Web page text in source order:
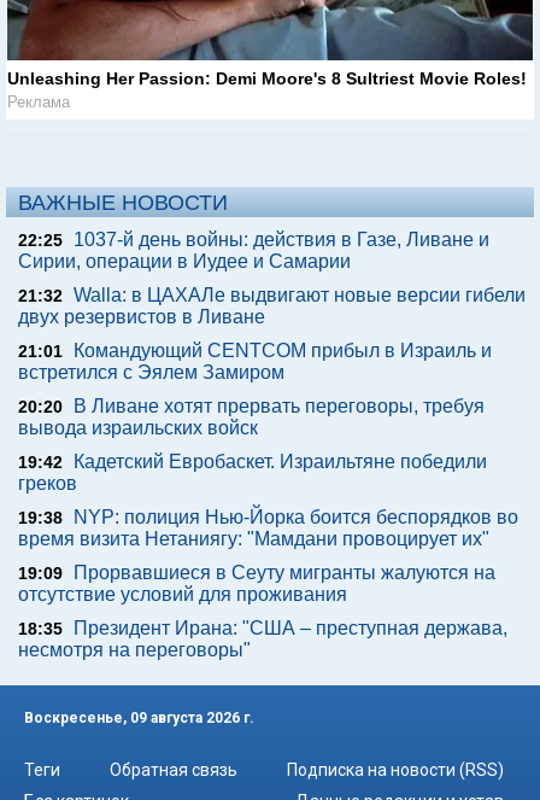
Unleashing Her Passion: Demi Moore's 8 Sultriest Movie Roles!
Реклама
ВАЖНЫЕ НОВОСТИ
22:25
1037-й день войны: действия в Газе, Ливане и
Сирии, операции в Иудее и Самарии
21:32 Walla: в ЦАХАЛе выдвигают новые версии гибели
двух резервистов в Ливане
21:01
Командующий CENTCOM прибыл в Израиль и
встретился с Эялем Замиром
20:20
В Ливане хотят прервать переговоры, требуя
вывода израильских войск
19:42
Кадетский Евробаскет. Израильтяне победили
греков
19:38
NYP: полиция Нью-Йорка боится беспорядков во
время визита Нетаниягу: "Мамдани провоцирует их"
19:09
Прорвавшиеся в Сеуту мигранты жалуются на
отсутствие условий для проживания
18:35
Президент Ирана: "США – преступная держава,
несмотря на переговоры"
Воскресенье, 09 августа 2026 г.
Теги Обратная связь
Подписка на новости (RSS)